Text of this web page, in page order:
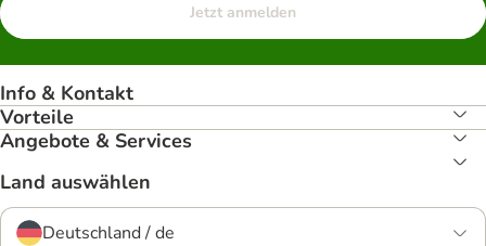
Jetzt anmelden
Info & Kontakt
Vorteile
Angebote & Services
Land auswählen
Deutschland / de